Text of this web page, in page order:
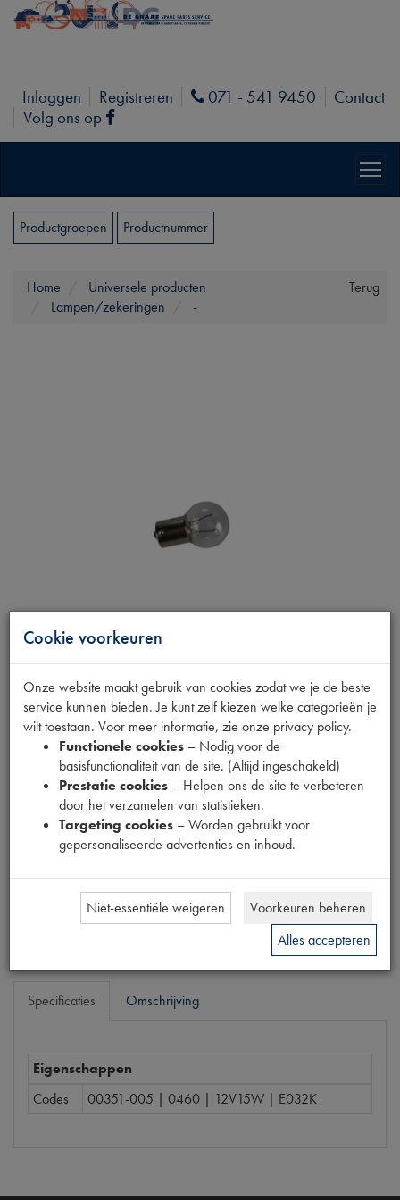
Inloggen Registreren Phone
071 - 541 9450
Contact
Volg ons op
Facebook
Productgroepen Productnummer
Terug
Home
Universele producten
Lampen/zekeringen
-
GLOEILAMP 15W BOL
Productnummer
1880315
Specificaties Omschrijving
Eigenschappen
Codes
00351-005 | 0460 | 12V15W | E032K
Cookie voorkeuren
Onze website maakt gebruik van cookies zodat we je de beste
service kunnen bieden. Je kunt zelf kiezen welke categorieën je
wilt toestaan. Voor meer informatie, zie onze privacy policy.
Functionele cookies – Nodig voor de
basisfunctionaliteit van de site. (Altijd ingeschakeld)
Prestatie cookies – Helpen ons de site te verbeteren
door het verzamelen van statistieken.
Targeting cookies – Worden gebruikt voor
gepersonaliseerde advertenties en inhoud.
Niet-essentiële weigeren
Voorkeuren beheren
Alles accepteren